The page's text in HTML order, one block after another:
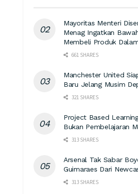
Mayoritas Menteri
Menag Ingatkan
Membeli Produk
661 SHARES
Manchester United
Baru Jelang Musim
321 SHARES
Project Based
Bukan Pembelajaran
313 SHARES
Arsenal Tak Sabar
Guimaraes Dari
313 SHARES